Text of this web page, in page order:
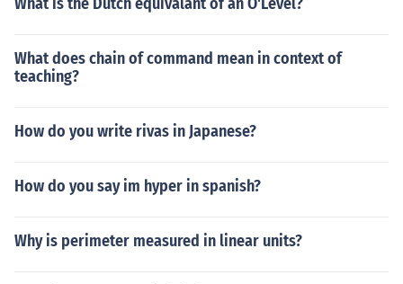
What does chain of command mean in context of
teaching?
How do you write rivas in Japanese?
How do you say im hyper in spanish?
Why is perimeter measured in linear units?